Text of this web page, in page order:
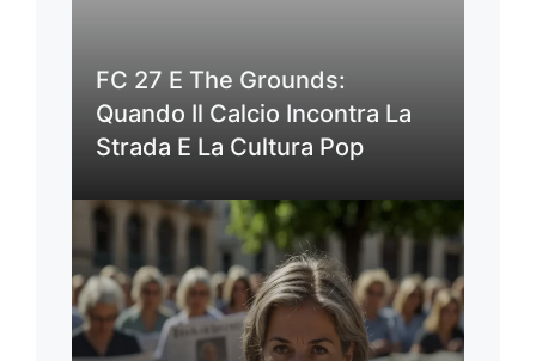
FC 27 E The Grounds:
Quando Il Calcio Incontra La
Strada E La Cultura Pop